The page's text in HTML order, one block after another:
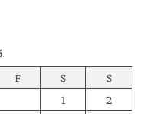
F S
S
1
2